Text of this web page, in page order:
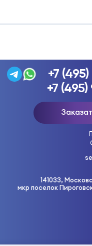
+7
+7
141033,
мкр поселок